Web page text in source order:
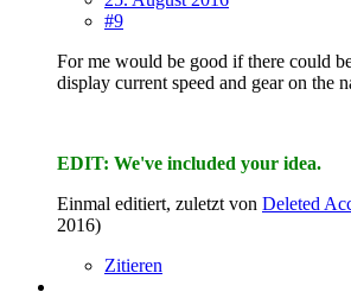
#9
For me would be good if there could
display current speed and gear on the
EDIT: We've included your idea.
Einmal editiert, zuletzt von Deleted
2016)
Zitieren